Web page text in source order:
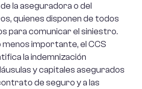
la aseguradora o del
quienes disponen de todos
para comunicar el siniestro.
importante, el CCS
la indemnización
y capitales asegurados
de seguro y a las